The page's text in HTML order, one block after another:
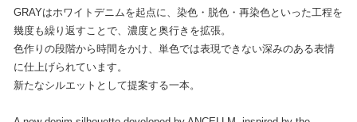
GRAYはホワイトデニムを起点に、染色・脱色・再染色といった工程を
幾度も繰り返すことで、濃度と奥行きを拡張。
色作りの段階から時間をかけ、単色では表現できない深みのある表情
に仕上げられています。
新たなシルエットとして提案する一本。